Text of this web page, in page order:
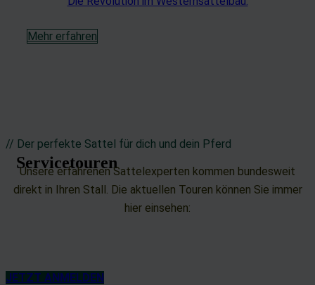
Mehr erfahren
// Der perfekte Sattel für dich und dein Pferd
Servicetouren
Unsere erfahrenen Sattelexperten kommen bundesweit
direkt in Ihren Stall. Die aktuellen Touren können Sie immer
hier einsehen:
JETZT ANMELDEN